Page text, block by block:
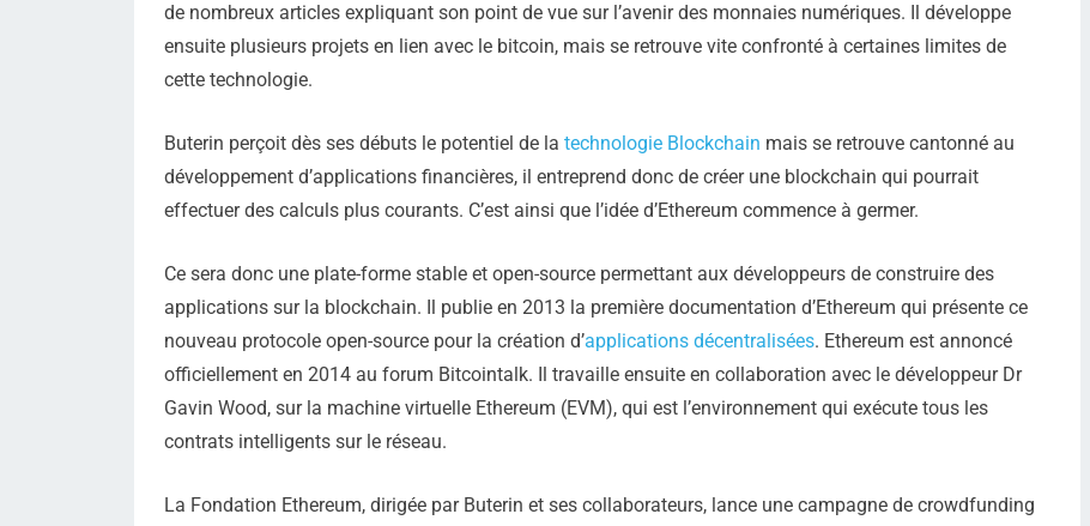
de nombreux articles expliquant son point de vue sur l’avenir des monnaies numériques. Il développe
ensuite plusieurs projets en lien avec le bitcoin, mais se retrouve vite confronté à certaines limites de
cette technologie.
Buterin perçoit dès ses débuts le potentiel de la technologie Blockchain mais se retrouve cantonné au
développement d’applications financières, il entreprend donc de créer une blockchain qui pourrait
effectuer des calculs plus courants. C’est ainsi que l’idée d’Ethereum commence à germer.
Ce sera donc une plate-forme stable et open-source permettant aux développeurs de construire des
applications sur la blockchain. Il publie en 2013 la première documentation d’Ethereum qui présente ce
nouveau protocole open-source pour la création d’applications décentralisées. Ethereum est annoncé
officiellement en 2014 au forum Bitcointalk. Il travaille ensuite en collaboration avec le développeur Dr
Gavin Wood, sur la machine virtuelle Ethereum (EVM), qui est l’environnement qui exécute tous les
contrats intelligents sur le réseau.
La Fondation Ethereum, dirigée par Buterin et ses collaborateurs, lance une campagne de crowdfunding